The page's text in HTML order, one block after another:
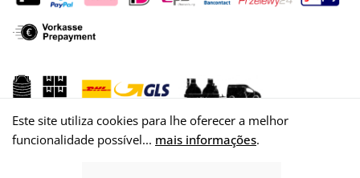
Este site utiliza cookies para lhe oferecer a melhor
funcionalidade possível... mais informações.